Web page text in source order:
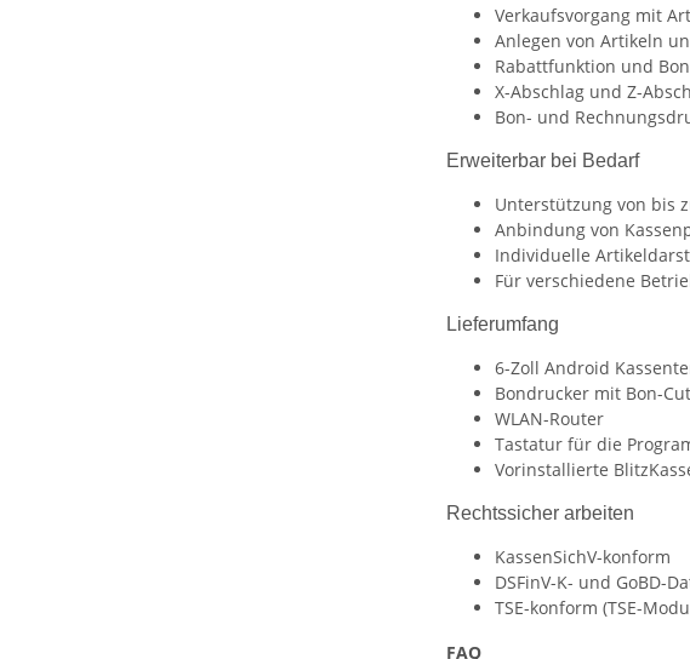
Verkaufsvorgang mit
Anlegen von Artikeln
Rabattfunktion und
X-Abschlag und Z-
Bon- und
Erweiterbar bei Bedarf
Unterstützung von bis
Anbindung von
Individuelle
Für verschiedene
Lieferumfang
6-Zoll Android
Bondrucker mit Bon-
WLAN-Router
Tastatur für die
Vorinstallierte
Rechtssicher arbeiten
KassenSichV-konform
DSFinV-K- und GoBD-
TSE-konform (TSE-
FAQ